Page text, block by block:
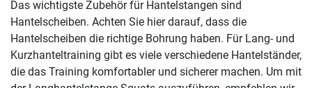
Das wichtigste Zubehör für Hantelstangen sind
Hantelscheiben. Achten Sie hier darauf, dass die
Hantelscheiben die richtige Bohrung haben. Für Lang- und
Kurzhanteltraining gibt es viele verschiedene Hantelständer,
die das Training komfortabler und sicherer machen. Um mit